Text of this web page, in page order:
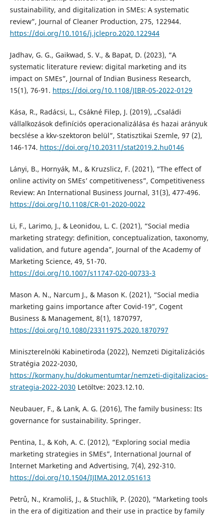
sustainability, and digitalization in SMEs: A systematic
review”, Journal of Cleaner Production, 275, 122944.
https://doi.org/10.1016/j.jclepro.2020.122944
Jadhav, G. G., Gaikwad, S. V., & Bapat, D. (2023), “A
systematic literature review: digital marketing and its
impact on SMEs”, Journal of Indian Business Research,
15(1), 76-91. https://doi.org/10.1108/JIBR-05-2022-0129
Kása, R., Radácsi, L., Csákné Filep, J. (2019), „Családi
vállalkozások definíciós operacionalizálása és hazai arányuk
becslése a kkv-szektoron belül”, Statisztikai Szemle, 97 (2),
146-174. https://doi.org/10.20311/stat2019.2.hu0146
Lányi, B., Hornyák, M., & Kruzslicz, F. (2021), “The effect of
online activity on SMEs’ competitiveness”, Competitiveness
Review: An International Business Journal, 31(3), 477-496.
https://doi.org/10.1108/CR-01-2020-0022
Li, F., Larimo, J., & Leonidou, L. C. (2021), “Social media
marketing strategy: definition, conceptualization, taxonomy,
validation, and future agenda”, Journal of the Academy of
Marketing Science, 49, 51-70.
https://doi.org/10.1007/s11747-020-00733-3
Mason A. N., Narcum J., & Mason K. (2021), “Social media
marketing gains importance after Covid-19”, Cogent
Business & Management, 8(1), 1870797,
https://doi.org/10.1080/23311975.2020.1870797
Miniszterelnöki Kabinetiroda (2022), Nemzeti Digitalizációs
Stratégia 2022-2030,
https://kormany.hu/dokumentumtar/nemzeti-digitalizacios-
strategia-2022-2030 Letöltve: 2023.12.10.
Neubauer, F., & Lank, A. G. (2016), The family business: Its
governance for sustainability. Springer.
Pentina, I., & Koh, A. C. (2012), “Exploring social media
marketing strategies in SMEs”, International Journal of
Internet Marketing and Advertising, 7(4), 292-310.
https://doi.org/10.1504/IJIMA.2012.051613
Petrů, N., Kramoliš, J., & Stuchlík, P. (2020), “Marketing tools
in the era of digitization and their use in practice by family